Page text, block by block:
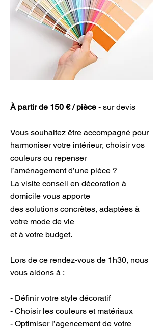
À partir de 150 € /pièce ​ - sur devis ​
Vous souhaitez être accompagné pour
harmoniser votre intérieur, choisir vos
couleurs ou repenser
l’aménagement d’une pièce ?
La visite conseil en décoration à
domicile vous apporte
des solutions concrètes, adaptées à
votre mode de vie
et à votre budget.
Lors de ce rendez-vous de 1h30, nous
vous aidons à :
- Définir votre style décoratif
- Choisir les couleurs et matériaux
- Optimiser l’agencement de votre